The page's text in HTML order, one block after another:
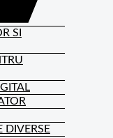
SI
DIVERSE